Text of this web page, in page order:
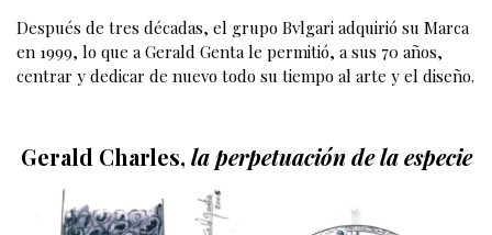
Después de tres décadas, el grupo Bvlgari adquirió su Marca
en 1999, lo que a Gerald Genta le permitió, a sus 70 años,
centrar y dedicar de nuevo todo su tiempo al arte y el diseño.
Gerald Charles, la perpetuación de la especie